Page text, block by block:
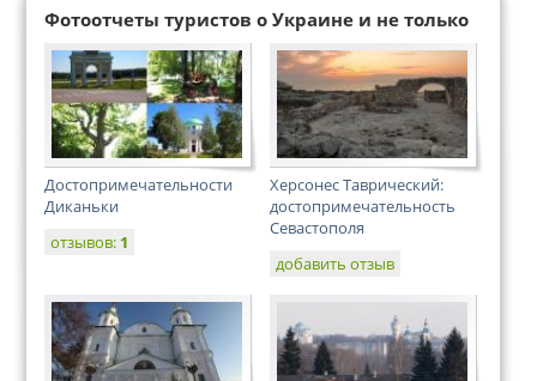
Фотоотчеты туристов о Украине и не только
Достопримечательности
Диканьки
отзывов: 1
Херсонес Таврический:
достопримечательность
Севастополя
добавить отзыв